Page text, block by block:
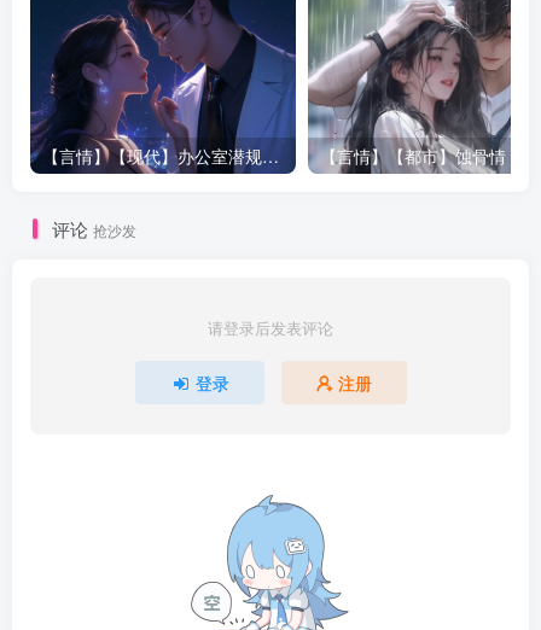
有人睁开眼睛看见，那剧烈的强光也一定会射得人的眼睛完
全不能睁开，象夜间一样目不视物。
一阵剧烈的强光之后，那颗流星变的无影无踪，就好象散发
了所有光芒后自己也蒸发了一样，整个屋子也骤然恢复了一
怪的是一张脸看似清清楚楚，又似模模糊糊，但仔细一看又
好象什么也没有一样，完全是一张没有面目轮廓的脸庞。
无面老人慢慢从天空往下漂移，竟悠悠然然的飘向杨逐宇的
【言情】【现代】办公室潜规则|姚公子|250660
评论 抢沙发
请登录后发表评论
登录 注册